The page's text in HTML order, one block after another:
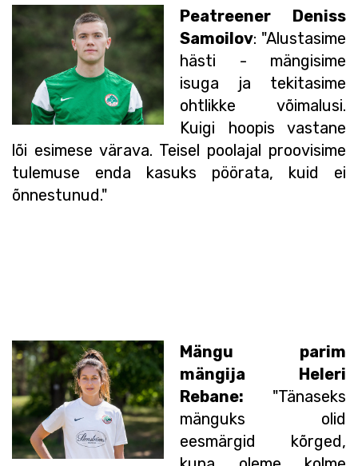
Peatreener Deniss
Samoilov: "Alustasime
hästi - mängisime
isuga ja tekitasime
ohtlikke võimalusi.
Kuigi hoopis vastane
lõi esimese värava. Teisel poolajal proovisime
tulemuse enda kasuks pöörata, kuid ei
õnnestunud."
Mängu parim
mängija Heleri
Rebane: "Tänaseks
mänguks olid
eesmärgid kõrged,